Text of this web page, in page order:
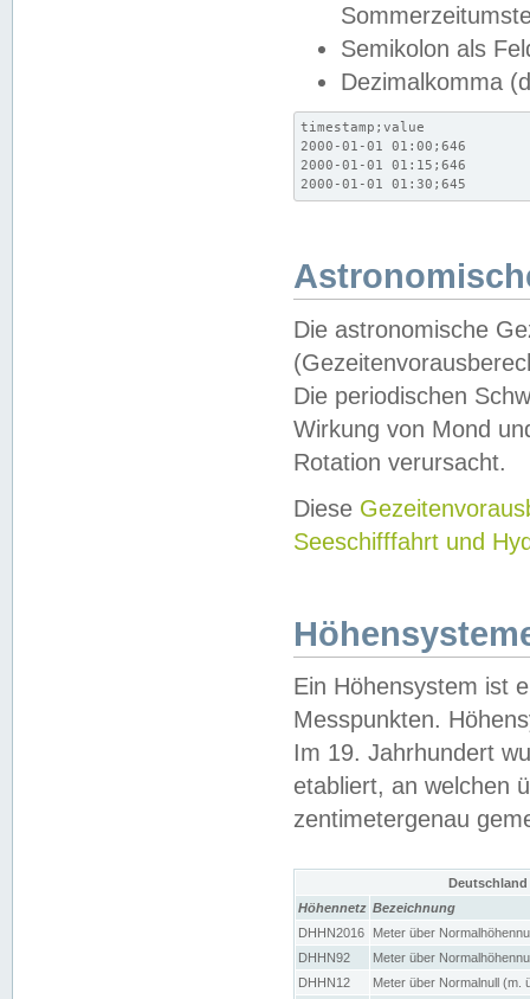
Semikolon als
Dezimalkomma
timestamp;value
2000-01-01 01:00;646
2000-01-01 01:15;646
2000-01-01 01:30;645
Die astronomische
Die periodischen
Wirkung von Mond
Rotation verursacht.
Diese
Seeschifffahrt und
Ein Höhensystem ist
Messpunkten.
Im 19. Jahrhundert
etabliert, an welchen
zentimetergenau
Höhennetz Bezeichnung
DHHN2016
Meter über
DHHN92
Meter über
DHHN12
Meter über Normalnull (m.